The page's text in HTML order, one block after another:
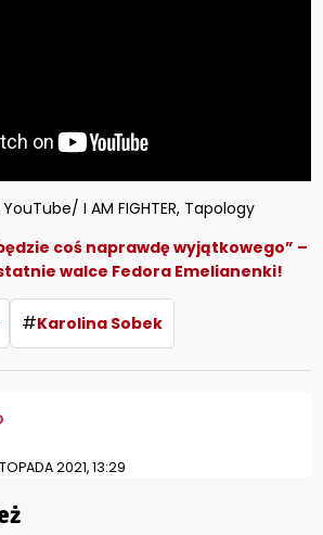
I AM FIGHTER, Tapology
coś naprawdę wyjątkowego” –
walce Fedora Emelianenki!
#Karolina Sobek
2021, 13:29